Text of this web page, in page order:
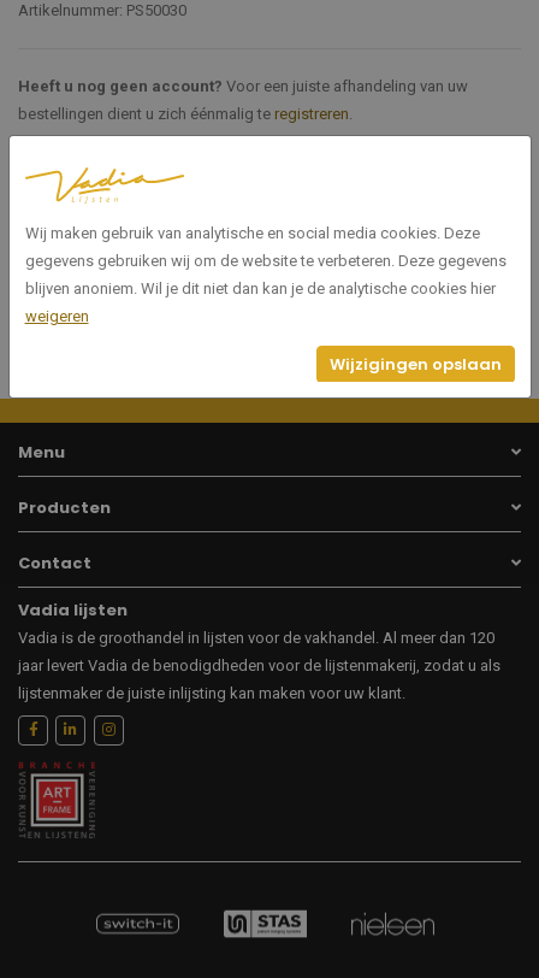
Artikelnummer: PS50030
Heeft u nog geen account? Voor een juiste afhandeling van uw
bestellingen dient u zich éénmalig te registreren.
Specificaties
Artikelnummer PS50030
Menu
Producten
Contact
Vadia lijsten
Vadia is de groothandel in lijsten voor de vakhandel. Al meer dan 120
jaar levert Vadia de benodigdheden voor de lijstenmakerij, zodat u als
lijstenmaker de juiste inlijsting kan maken voor uw klant.
Wij maken gebruik van analytische en social media cookies. Deze
gegevens gebruiken wij om de website te verbeteren. Deze gegevens
blijven anoniem. Wil je dit niet dan kan je de analytische cookies hier
weigeren
Wijzigingen opslaan